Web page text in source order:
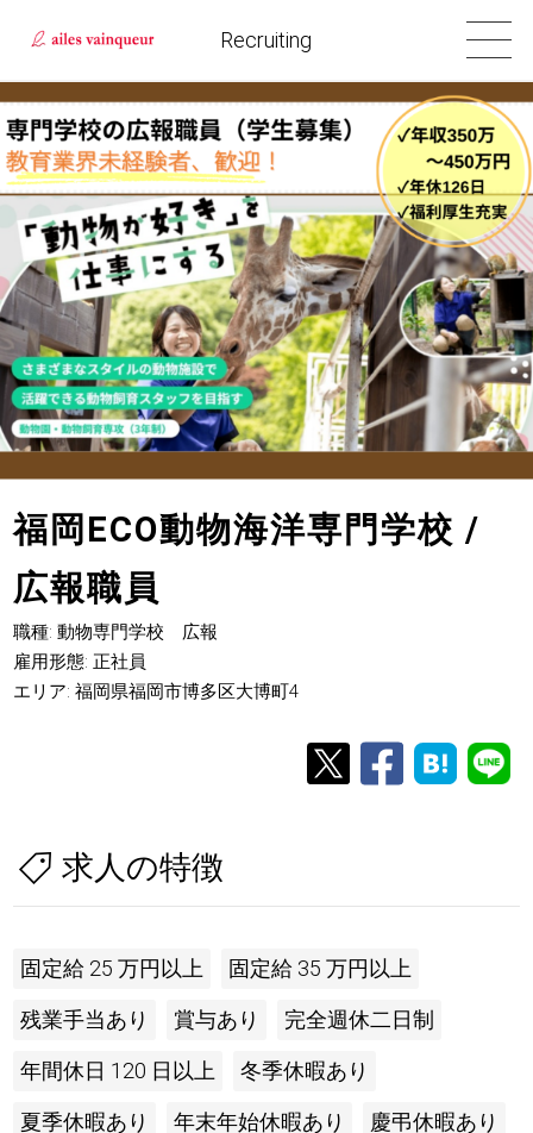
Recruiting
福岡ECO動物海洋専門学校 /
広報職員
職種: 動物専門学校 広報
雇用形態: 正社員
エリア: 福岡県福岡市博多区大博町4
求人の特徴
固定給 25 万円以上 固定給 35 万円以上
残業手当あり 賞与あり 完全週休二日制
年間休日 120 日以上 冬季休暇あり
夏季休暇あり 年末年始休暇あり 慶弔休暇あり